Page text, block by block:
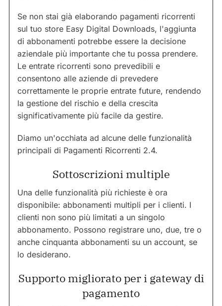
Se non stai già elaborando pagamenti ricorrenti
sul tuo store Easy Digital Downloads, l'aggiunta
di abbonamenti potrebbe essere la decisione
aziendale più importante che tu possa prendere.
Le entrate ricorrenti sono prevedibili e
consentono alle aziende di prevedere
correttamente le proprie entrate future, rendendo
la gestione del rischio e della crescita
significativamente più facile da gestire.
Diamo un'occhiata ad alcune delle funzionalità
principali di Pagamenti Ricorrenti 2.4.
Sottoscrizioni multiple
Una delle funzionalità più richieste è ora
disponibile: abbonamenti multipli per i clienti. I
clienti non sono più limitati a un singolo
abbonamento. Possono registrare uno, due, tre o
anche cinquanta abbonamenti su un account, se
lo desiderano.
Supporto migliorato per i gateway di
pagamento